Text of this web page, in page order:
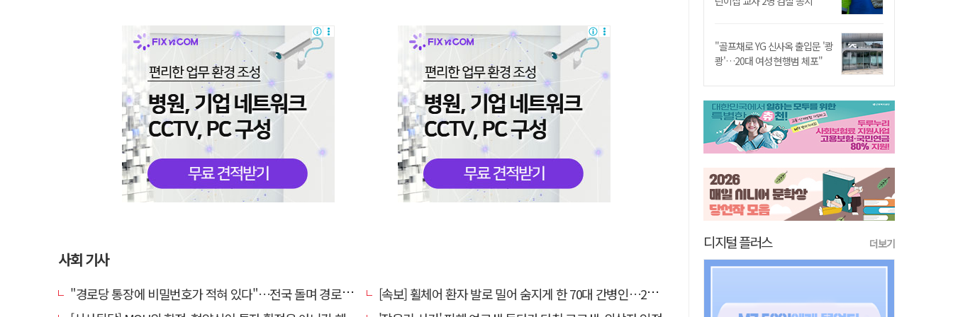
사회 기사
"경로당 통장에 비밀번호가 적혀 있다"…전국 돌며 경로당 13곳 턴 30대 구속
[속보] 휠체어 환자 발로 밀어 숨지게 한 70대 간병인…2심도 집행유예
"골프채로 YG 신사옥 출입문 '쾅
쾅'…20대 여성 현행범 체포"
디지털 플러스 더보기